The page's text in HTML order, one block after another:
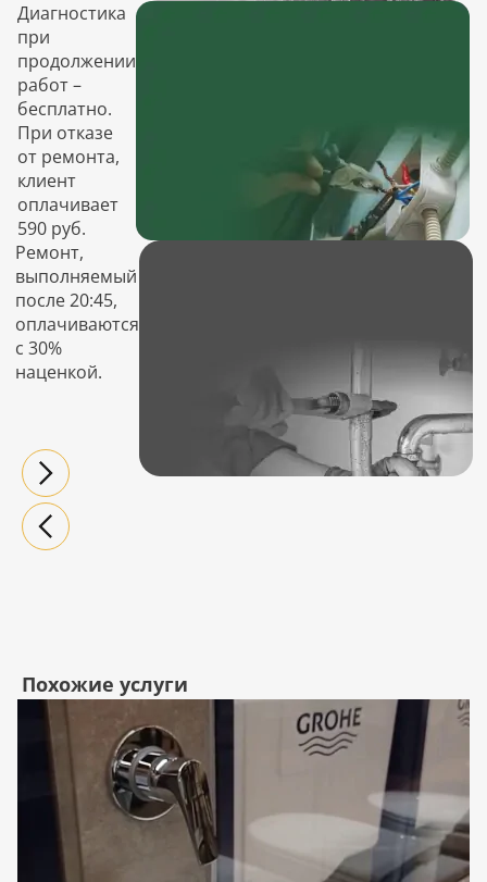
Диагностика
при
продолжении
работ –
бесплатно.
При отказе
от ремонта,
клиент
оплачивает
590 руб.
Ремонт,
выполняемый
после 20:45,
оплачиваются
с 30%
наценкой.
Похожие услуги